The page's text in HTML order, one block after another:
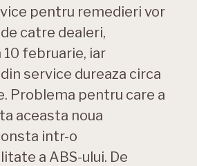
pentru remedieri vor
catre dealeri,
10 februarie, iar
service dureaza circa
Problema pentru care a
aceasta noua
intr-o
a ABS-ului. De